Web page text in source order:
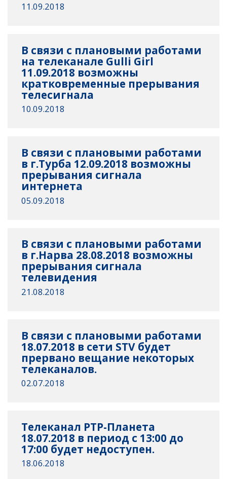
11.09.2018
В связи с плановыми работами
на телеканале Gulli Girl
11.09.2018 возможны
кратковременные прерывания
телесигнала
10.09.2018
В связи с плановыми работами
в г.Турба 12.09.2018 возможны
прерывания сигнала
интернета
05.09.2018
В связи с плановыми работами
в г.Нарва 28.08.2018 возможны
прерывания сигнала
телевидения
21.08.2018
В связи с плановыми работами
18.07.2018 в сети STV будет
прервано вещание некоторых
телеканалов.
02.07.2018
Телеканал РТР-Планета
18.07.2018 в период с 13:00 до
17:00 будет недоступен.
18.06.2018